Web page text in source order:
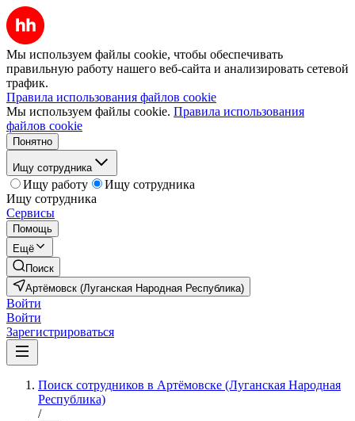
Мы используем файлы cookie, чтобы обеспечивать
правильную работу нашего веб-сайта и анализировать сетевой
трафик.
Правила использования файлов cookie
Мы используем файлы cookie. Правила использования
файлов cookie
Понятно
Ищу сотрудника
Ищу работу
Ищу сотрудника
Ищу сотрудника
Сервисы
Помощь
Ещё
Поиск
Артёмовск (Луганская Народная Республика)
Войти
Войти
Зарегистрироваться
Поиск сотрудников в Артёмовске (Луганская Народная
Республика)
/